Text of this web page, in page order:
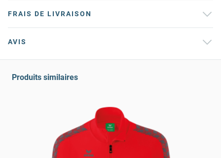
FRAIS DE LIVRAISON
AVIS
Produits similaires